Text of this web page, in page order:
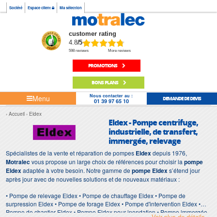
Société Espace client Ma sélection
customer rating
4.8/5
598 reviews More reviews
PROMOTIONS
BONS PLANS
Menu Nous contacter au :
01 39 97 65 10 DEMANDE DE DEVIS
Accueil Eldex
Eldex - Pompe centrifuge,
industrielle, de transfert,
immergée, relevage
Spécialistes de la vente et réparation de pompes Eldexdepuis 1976,
Motralecvous propose un large choix de références pour choisir la pompe
Eldexadaptée à votre besoin. Notre gamme depompe Eldexs’étend jour
après jour avec de nouvelles solutions et de nouveaux matériaux :
• Pompe de relevage Eldex • Pompe de chauffage Eldex • Pompe de
surpression Eldex • Pompe de forage Eldex • Pompe d'intervention Eldex •
Pompe de chantier Eldex • Pompe Eldex pour inondation • Pompe immergée